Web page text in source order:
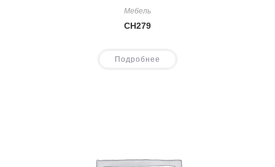
Мебель
CH279
Подробнее